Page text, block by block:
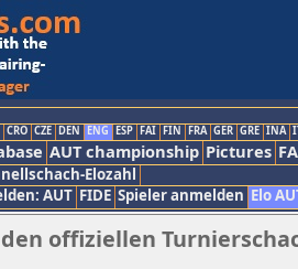
CRO CZE DEN ENG ESP FAI FIN FRA GER GRE INA
AUT championship Pictures
Elozahl
AUT FIDE Spieler anmelden Elo
offiziellen